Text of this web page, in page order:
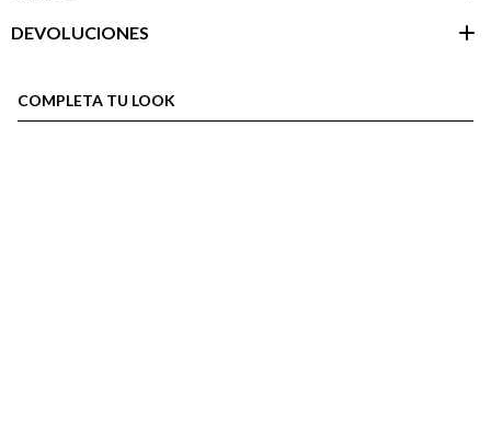
DEVOLUCIONES
cliente
COMPLETA TU LOOK